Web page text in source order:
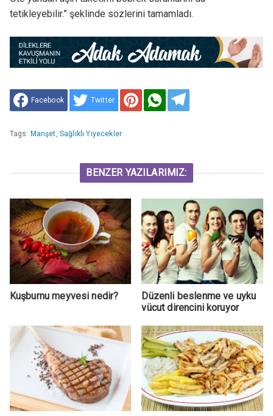
tetikleyebilir.” şeklinde sözlerini tamamladı.
Facebook Twitter
Tags: Manşet, Sağlıklı Yiyecekler
BENZER YAZILARIMIZ:
Kuşburnu meyvesi nedir?
Düzenli beslenme ve uyku
vücut direncini koruyor